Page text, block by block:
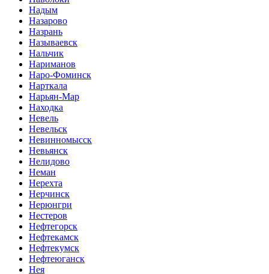
Надым
Назарово
Назрань
Называевск
Нальчик
Нариманов
Наро-Фоминск
Нарткала
Нарьян-Мар
Находка
Невель
Невельск
Невинномысск
Невьянск
Нелидово
Неман
Нерехта
Нерчинск
Нерюнгри
Нестеров
Нефтегорск
Нефтекамск
Нефтекумск
Нефтеюганск
Нея